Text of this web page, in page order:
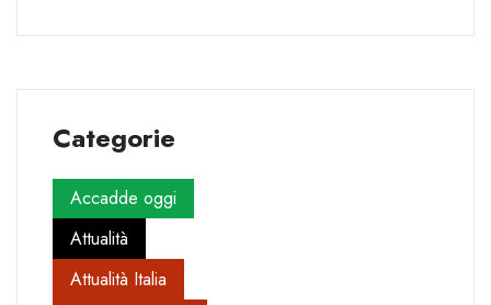
Categorie
Accadde oggi
Attualità
Attualità Italia